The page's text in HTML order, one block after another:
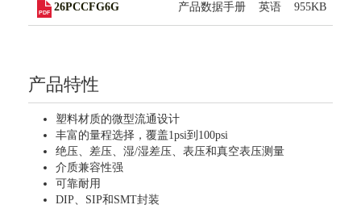
26PCCFG6G 产品数据手册 英语 955KB
产品特性
塑料材质的微型流通设计
丰富的量程选择，覆盖1psi到100psi
绝压、差压、湿/湿差压、表压和真空表压测量
介质兼容性强
可靠耐用
DIP、SIP和SMT封装